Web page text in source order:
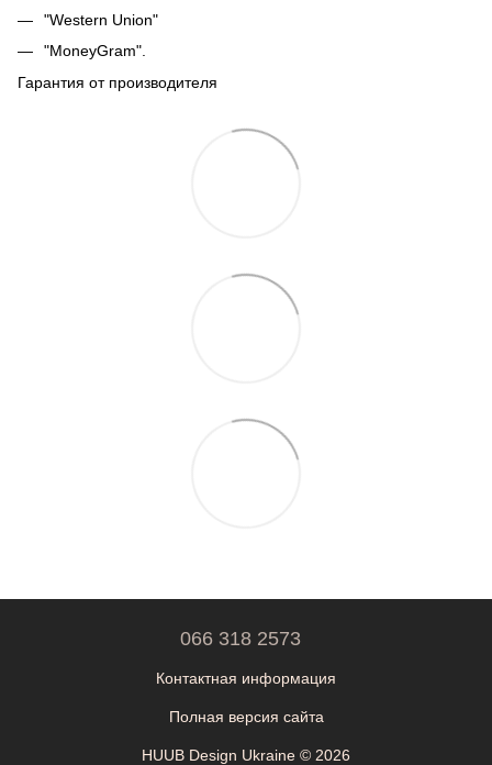
"Western Union"
"MoneyGram".
Гарантия от производителя
066 318 2573
Контактная информация
Полная версия сайта
HUUB Design Ukraine © 2026